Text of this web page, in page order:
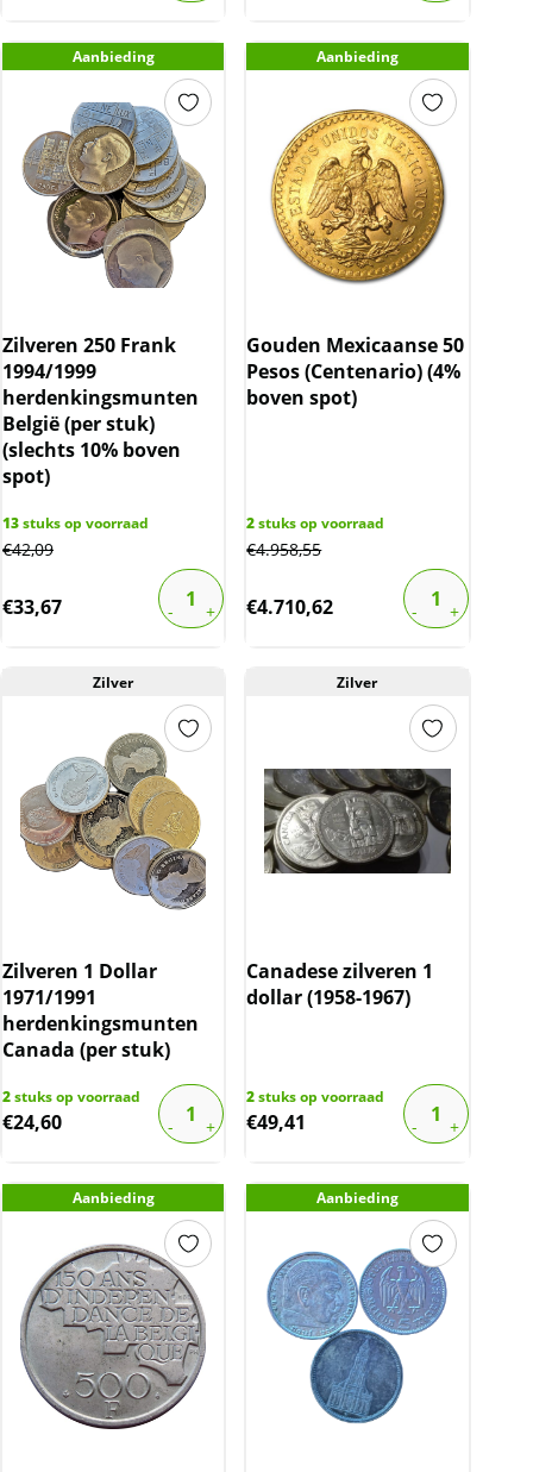
Aanbieding
Zilveren 250 Frank
1994/1999
herdenkingsmunten
België (per stuk)
(slechts 10% boven
spot)
13stuks op voorraad
€42,09
€33,67
Aanbieding
Gouden Mexicaanse 50
Pesos (Centenario) (4%
boven spot)
2stuks op voorraad
€4.958,55
€4.710,62
Zilver
Zilveren 1 Dollar
1971/1991
herdenkingsmunten
Canada (per stuk)
2stuks op voorraad
€24,60
Zilver
Canadese zilveren 1
dollar (1958-1967)
2stuks op voorraad
€49,41
Aanbieding Aanbieding